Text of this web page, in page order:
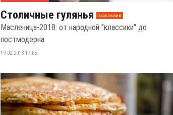
Столичные гулянья эксклюзив
Масленица-2018: от народной "классики" до
постмодерна
19.02.2018 17:05